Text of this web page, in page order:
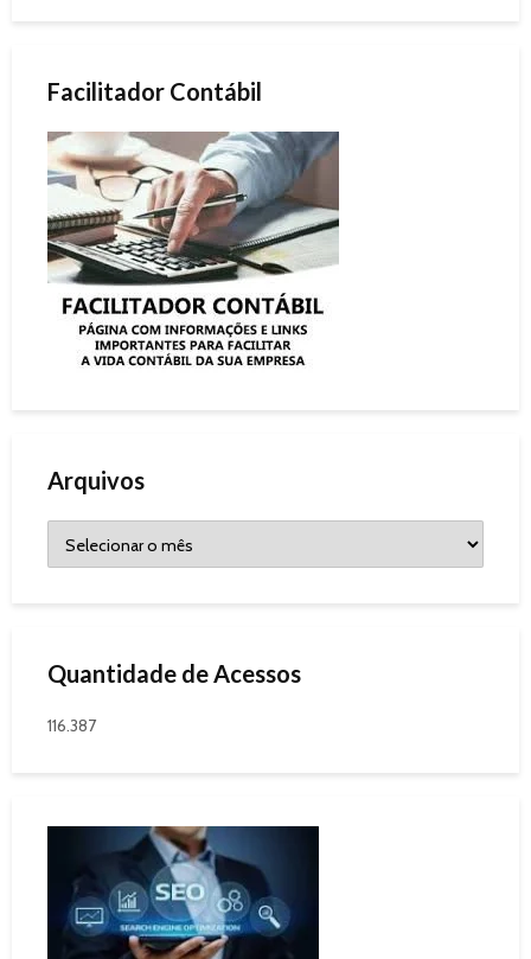
Facilitador Contábil
Arquivos
Quantidade de Acessos
116.387